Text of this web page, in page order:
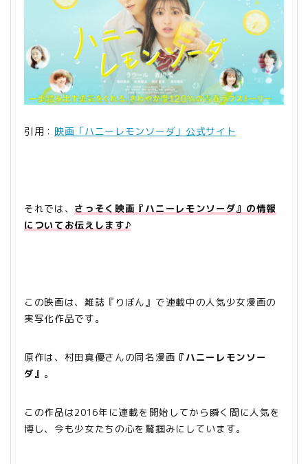
引用： 映画「ハニーレモンソーダ」公式サイト
それでは、 さっそく映画『ハニーレモンソーダ』の情報
についてお伝えします♪
この映画は、雑誌『りぼん』で連載中の人気少女漫画の
実写化作品です。
原作は、村田真優さんの同名漫画 『ハニーレモンソー
ダ』 。
この作品は2016年に連載を開始してから瞬く間に人気を
博し、今も少女たちの心を鷲掴みにしています。